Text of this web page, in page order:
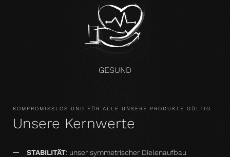
GESUND
KOMPROMISSLOS UND FÜR ALLE UNSERE PRODUKTE GÜLTIG
Unsere Kernwerte
STABILITÄT: unser symmetrischer Dielenaufbau